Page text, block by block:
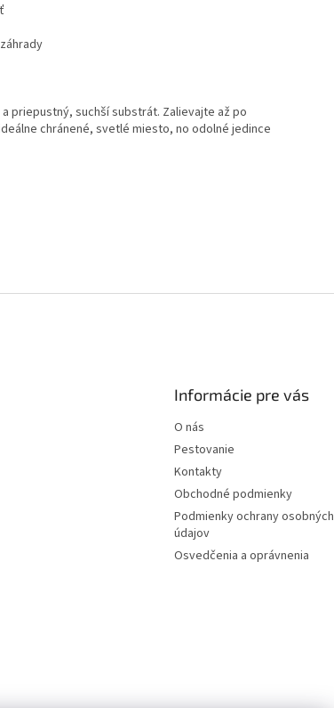
priepustný, suchší substrát. Zalievajte až po
chránené, svetlé miesto, no odolné jedince
Informácie pre vás
O nás
Pestovanie
Kontakty
Obchodné podmienky
Podmienky ochrany osobných
údajov
Osvedčenia a oprávnenia